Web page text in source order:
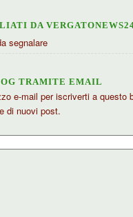
DA
segnalare
TRAMITE EMAIL
e-mail per iscriverti a questo
di nuovi post.